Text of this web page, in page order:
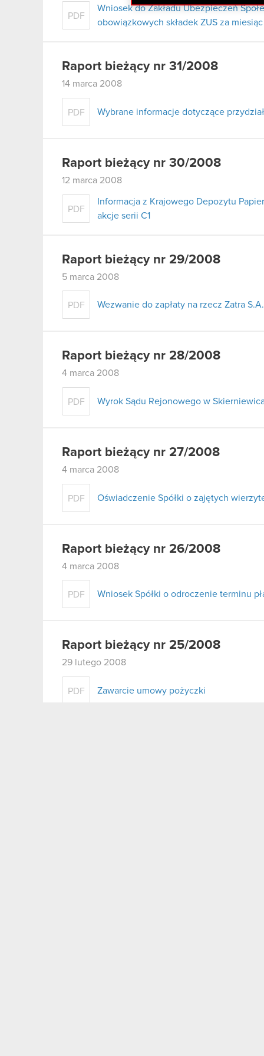
PDF
Wniosek do Zakładu Ubezpieczeń
obowiązkowych składek ZUS za
Raport bieżący nr 31/2008
14 marca 2008
PDF Wybrane informacje dotyczące
Raport bieżący nr 30/2008
12 marca 2008
PDF
Informacja z Krajowego Depozytu
akcje serii C1
Raport bieżący nr 29/2008
5 marca 2008
PDF Wezwanie do zapłaty na rzecz Zatra S.A.
Raport bieżący nr 28/2008
4 marca 2008
PDF Wyrok Sądu Rejonowego w
Raport bieżący nr 27/2008
4 marca 2008
PDF Oświadczenie Spółki o zajętych
Raport bieżący nr 26/2008
4 marca 2008
PDF Wniosek Spółki o odroczenie terminu
Raport bieżący nr 25/2008
29 lutego 2008
PDF Zawarcie umowy pożyczki